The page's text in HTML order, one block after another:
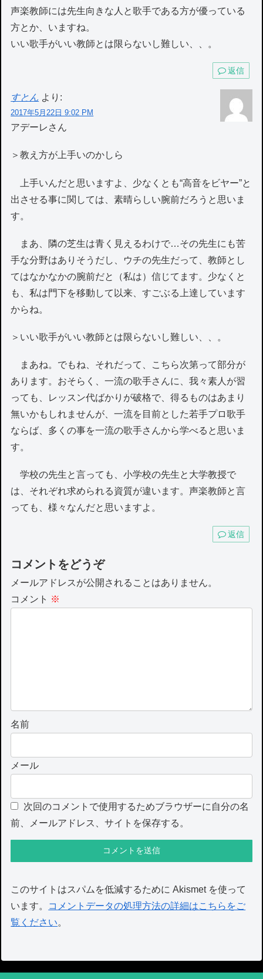
声楽教師には先生向きな人と歌手である方が優っている
方とか、いますね。
いい歌手がいい教師とは限らないし難しい、、。
返信
すとん より:
2017年5月22日 9:02 PM
アデーレさん
＞教え方が上手いのかしら
上手いんだと思いますよ、少なくとも“高音をビヤー”と
出させる事に関しては、素晴らしい腕前だろうと思いま
す。
まあ、隣の芝生は青く見えるわけで…その先生にも苦
手な分野はありそうだし、ウチの先生だって、教師とし
てはなかなかの腕前だと（私は）信じてます。少なくと
も、私は門下を移動して以来、すごぶる上達しています
からね。
＞いい歌手がいい教師とは限らないし難しい、、。
まあね。でもね、それだって、こちら次第って部分が
あります。おそらく、一流の歌手さんに、我々素人が習
っても、レッスン代ばかりが破格で、得るものはあまり
無いかもしれませんが、一流を目前とした若手プロ歌手
ならば、多くの事を一流の歌手さんから学べると思いま
す。
学校の先生と言っても、小学校の先生と大学教授で
は、それぞれ求められる資質が違います。声楽教師と言
っても、様々なんだと思いますよ。
返信
コメントをどうぞ
メールアドレスが公開されることはありません。
コメント ※
名前
メール
次回のコメントで使用するためブラウザーに自分の名
前、メールアドレス、サイトを保存する。
このサイトはスパムを低減するために Akismet を使って
います。
コメントデータの処理方法の詳細はこちらをご
覧ください。